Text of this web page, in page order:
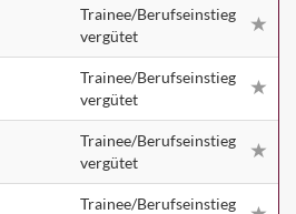
Trainee/Berufseinstieg
vergütet
Trainee/Berufseinstieg
vergütet
Trainee/Berufseinstieg
vergütet
Trainee/Berufseinstieg